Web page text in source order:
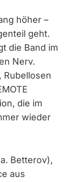
höher –
geht.
die Band im
Nerv.
Rubellosen
die im
wieder
Betterov),
aus